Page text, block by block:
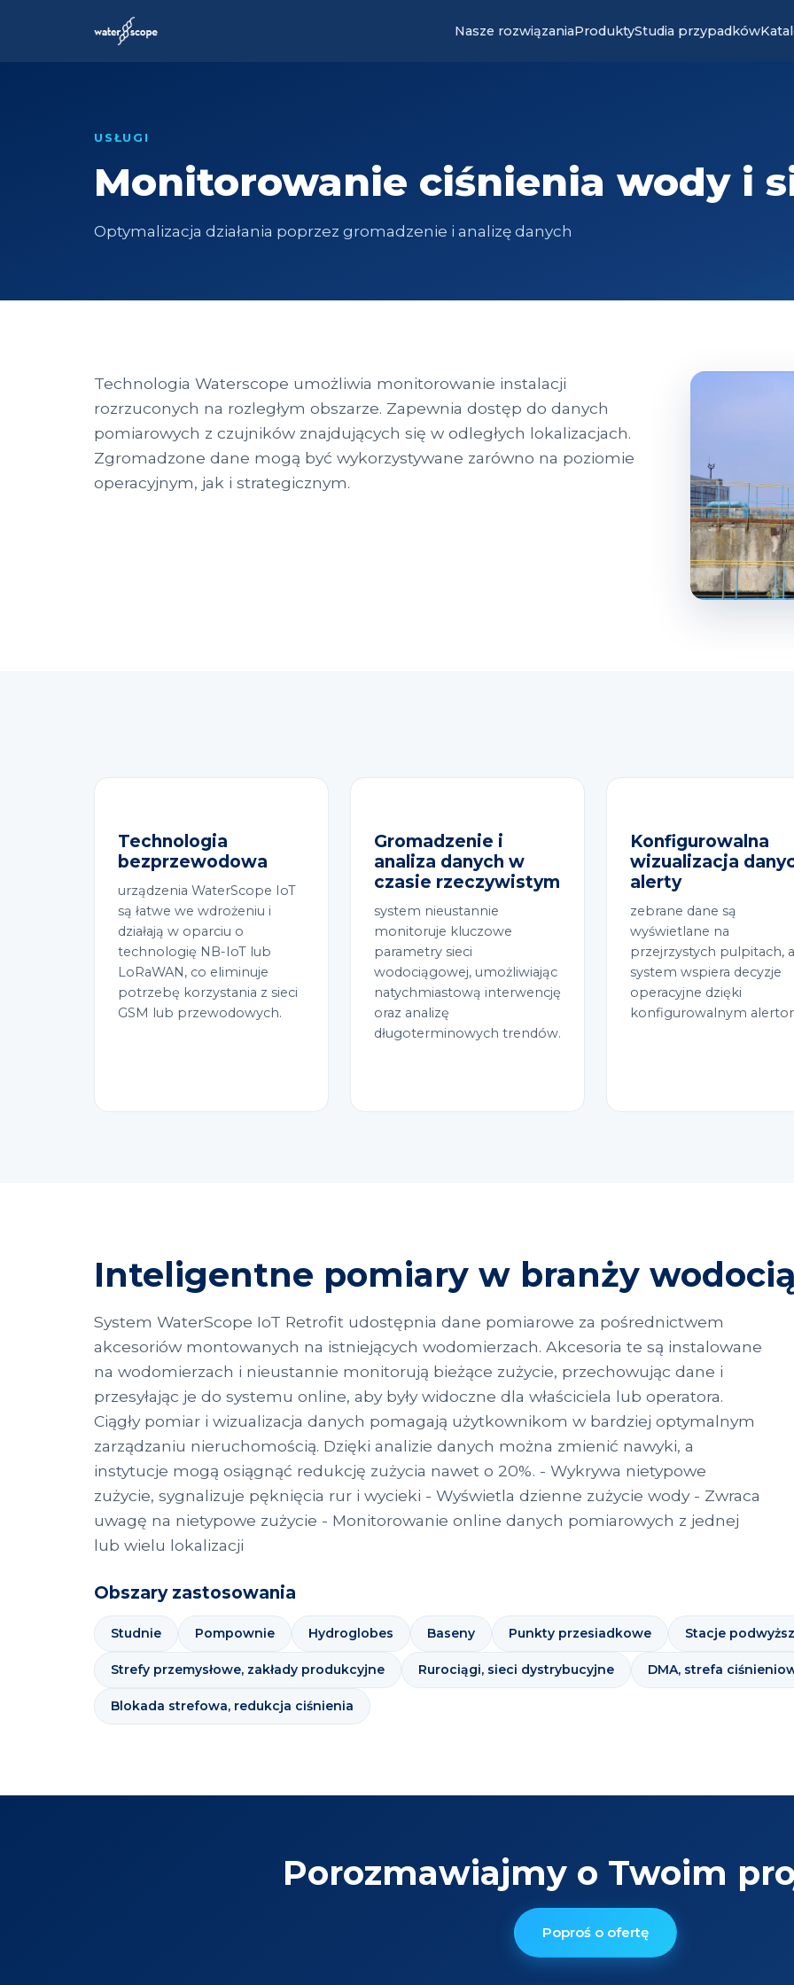
Nasze rozwiązaniaProduktyStudia przypadków
USŁUGI
Monitorowanie ciśnienia wody i
Optymalizacja działania poprzez gromadzenie i analizę danych
Technologia Waterscope umożliwia monitorowanie instalacji
rozrzuconych na rozległym obszarze. Zapewnia dostęp do danych
pomiarowych z czujników znajdujących się w odległych lokalizacjach.
Zgromadzone dane mogą być wykorzystywane zarówno na poziomie
operacyjnym, jak i strategicznym.
Technologia
bezprzewodowa
urządzenia WaterScope IoT
są łatwe we wdrożeniu i
działają w oparciu o
technologię NB-IoT lub
LoRaWAN, co eliminuje
potrzebę korzystania z sieci
GSM lub przewodowych.
Gromadzenie i
analiza danych w
czasie rzeczywistym
system nieustannie
monitoruje kluczowe
parametry sieci
wodociągowej, umożliwiając
natychmiastową interwencję
oraz analizę
długoterminowych trendów.
Konfigurowalna
wizualizacja
alerty
zebrane dane są
wyświetlane na
przejrzystych pulpitach, a
system wspiera decyzje
operacyjne dzięki
konfigurowalnym
Inteligentne pomiary w branży
System WaterScope IoT Retrofit udostępnia dane pomiarowe za pośrednictwem
akcesoriów montowanych na istniejących wodomierzach. Akcesoria te są instalowane
na wodomierzach i nieustannie monitorują bieżące zużycie, przechowując dane i
przesyłając je do systemu online, aby były widoczne dla właściciela lub operatora.
Ciągły pomiar i wizualizacja danych pomagają użytkownikom w bardziej optymalnym
zarządzaniu nieruchomością. Dzięki analizie danych można zmienić nawyki, a
instytucje mogą osiągnąć redukcję zużycia nawet o 20%. - Wykrywa nietypowe
zużycie, sygnalizuje pęknięcia rur i wycieki - Wyświetla dzienne zużycie wody - Zwraca
uwagę na nietypowe zużycie - Monitorowanie online danych pomiarowych z jednej
lub wielu lokalizacji
Obszary zastosowania
Studnie Pompownie Hydroglobes Baseny Punkty przesiadkowe Stacje
Strefy przemysłowe, zakłady produkcyjne Rurociągi, sieci dystrybucyjne DMA, strefa
Blokada strefowa, redukcja ciśnienia
Porozmawiajmy o Twoim
Poproś o ofertę